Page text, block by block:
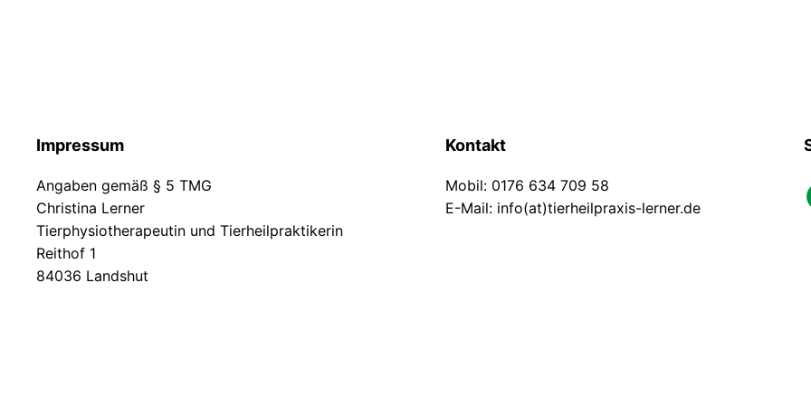
Impressum
Angaben gemäß § 5 TMG
Christina Lerner
Tierphysiotherapeutin und Tierheilpraktikerin
Reithof 1
84036 Landshut
Kontakt
Mobil: 0176 634 709 58
E-Mail: info(at)tierheilpraxis-lerner.de